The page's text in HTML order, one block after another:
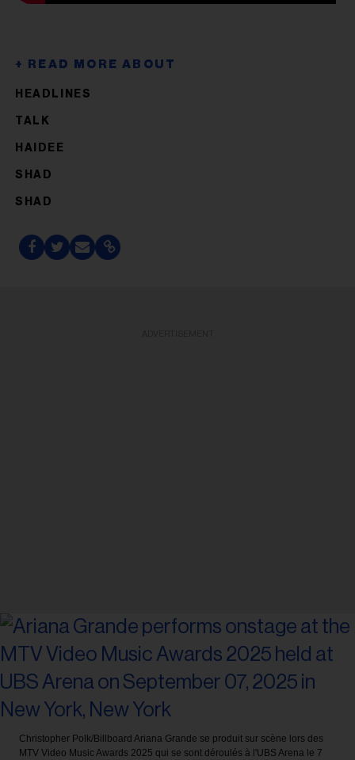
HEADLINES
TALK
HAIDEE
SHAD
SHAD
Christopher Polk/Billboard Ariana Grande se produit sur scène lors des
MTV Video Music Awards 2025 qui se sont déroulés à l'UBS Arena le 7